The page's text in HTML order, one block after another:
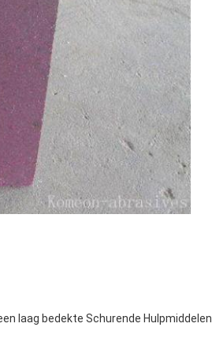
laag bedekte Schurende Hulpmiddelen